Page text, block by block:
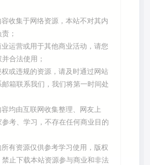
收集于网络资源，本站不对其内
；
运营或用于其他商业活动，请您
合法使用；
或违规的资源，请及时通过网站
箱联系我们，我们将第一时间处
均由互联网收集整理、网友上
考、学习，不存在任何商业目的
有资源仅供参考学习使用，版权
禁止下载本站资源参与商业和非法